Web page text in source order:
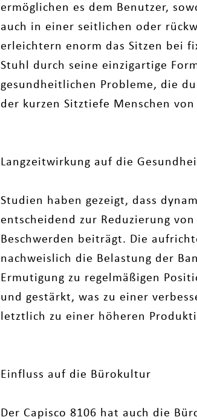
ermöglichen es dem Benutzer,
auch in einer seitlichen oder
erleichtern enorm das Sitzen bei
Stuhl durch seine einzigartige
gesundheitlichen Probleme, die
der kurzen Sitztiefe Menschen
Langzeitwirkung auf die
Studien haben gezeigt, dass
entscheidend zur Reduzierung
Beschwerden beiträgt. Die
nachweislich die Belastung der
Ermutigung zu regelmäßigen
und gestärkt, was zu einer
letztlich zu einer höheren
Einfluss auf die Bürokultur
Der Capisco 8106 hat auch die